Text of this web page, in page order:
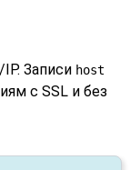
Записи host
с SSL и без